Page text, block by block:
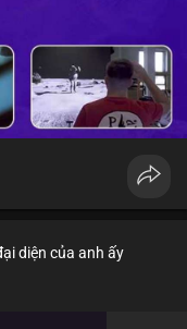
diện của anh ấy